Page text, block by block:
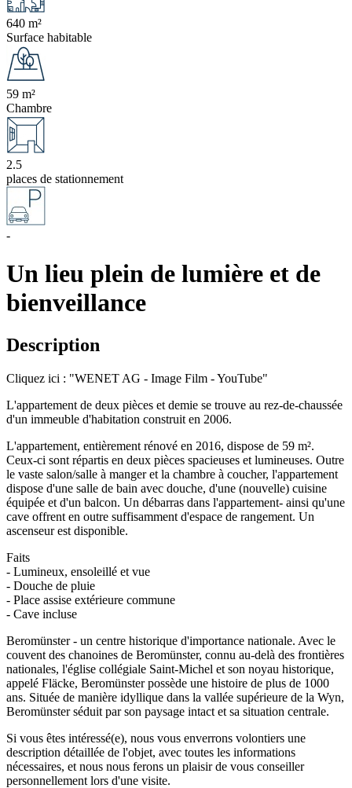
640 m²
Surface habitable
59 m²
Chambre
2.5
places de stationnement
-
Un lieu plein de lumière et de
bienveillance
Description
Cliquez ici : "WENET AG - Image Film - YouTube"
L'appartement de deux pièces et demie se trouve au rez-de-chaussée
d'un immeuble d'habitation construit en 2006.
L'appartement, entièrement rénové en 2016, dispose de 59 m².
Ceux-ci sont répartis en deux pièces spacieuses et lumineuses. Outre
le vaste salon/salle à manger et la chambre à coucher, l'appartement
dispose d'une salle de bain avec douche, d'une (nouvelle) cuisine
équipée et d'un balcon. Un débarras dans l'appartement- ainsi qu'une
cave offrent en outre suffisamment d'espace de rangement. Un
ascenseur est disponible.
Faits
- Lumineux, ensoleillé et vue
- Douche de pluie
- Place assise extérieure commune
- Cave incluse
Beromünster - un centre historique d'importance nationale. Avec le
couvent des chanoines de Beromünster, connu au-delà des frontières
nationales, l'église collégiale Saint-Michel et son noyau historique,
appelé Fläcke, Beromünster possède une histoire de plus de 1000
ans. Située de manière idyllique dans la vallée supérieure de la Wyn,
Beromünster séduit par son paysage intact et sa situation centrale.
Si vous êtes intéressé(e), nous vous enverrons volontiers une
description détaillée de l'objet, avec toutes les informations
nécessaires, et nous nous ferons un plaisir de vous conseiller
personnellement lors d'une visite.